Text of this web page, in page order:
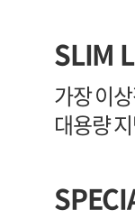
SLIM
가장 이
대용량